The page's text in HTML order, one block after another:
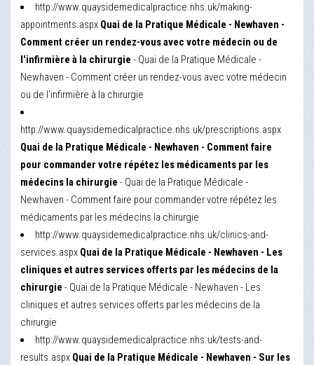
http://www.quaysidemedicalpractice.nhs.uk/making-
appointments.aspx Quai de la Pratique Médicale - Newhaven -
Comment créer un rendez-vous avec votre médecin ou de
l'infirmière à la chirurgie - Quai de la Pratique Médicale -
Newhaven - Comment créer un rendez-vous avec votre médecin
ou de l'infirmière à la chirurgie
http://www.quaysidemedicalpractice.nhs.uk/prescriptions.aspx
Quai de la Pratique Médicale - Newhaven - Comment faire
pour commander votre répétez les médicaments par les
médecins la chirurgie - Quai de la Pratique Médicale -
Newhaven - Comment faire pour commander votre répétez les
médicaments par les médecins la chirurgie
http://www.quaysidemedicalpractice.nhs.uk/clinics-and-
services.aspx Quai de la Pratique Médicale - Newhaven - Les
cliniques et autres services offerts par les médecins de la
chirurgie - Quai de la Pratique Médicale - Newhaven - Les
cliniques et autres services offerts par les médecins de la
chirurgie
http://www.quaysidemedicalpractice.nhs.uk/tests-and-
results.aspx Quai de la Pratique Médicale - Newhaven - Sur les